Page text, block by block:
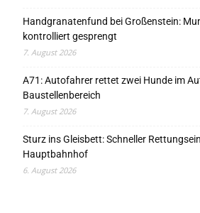
Handgranatenfund bei Großenstein:
kontrolliert gesprengt
7. August 2026
A71: Autofahrer rettet zwei Hunde im
Baustellenbereich
7. August 2026
Sturz ins Gleisbett: Schneller
Hauptbahnhof
6. August 2026